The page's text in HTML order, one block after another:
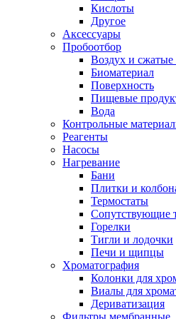
Кислоты
Другое
Аксессуары
Пробоотбор
Воздух и сжатые
Биоматериал
Поверхность
Пищевые
Вода
Контрольные
Реагенты
Насосы
Нагревание
Бани
Плитки и
Термостаты
Сопутствующие
Горелки
Тигли и лодочки
Печи и щипцы
Хроматография
Колонки для
Виалы для
Дериватизация
Фильтры мембранные